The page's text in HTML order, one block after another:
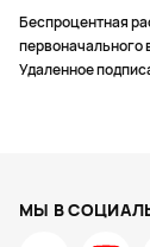
Беспроцентная
первоначального
Удаленное
МЫ В